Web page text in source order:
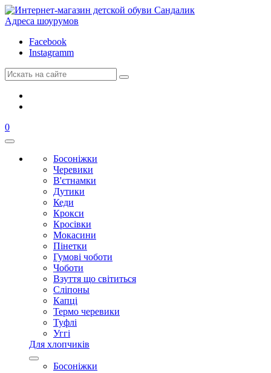
Адреса шоурумов
Facebook
Instagramm
0
Босоніжки
Черевики
В'єтнамки
Дутики
Кеди
Крокси
Кросівки
Мокасини
Пінетки
Гумові чоботи
Чоботи
Взуття що світиться
Сліпоны
Капці
Термо черевики
Туфлі
Уггі
Для хлопчиків
Босоніжки